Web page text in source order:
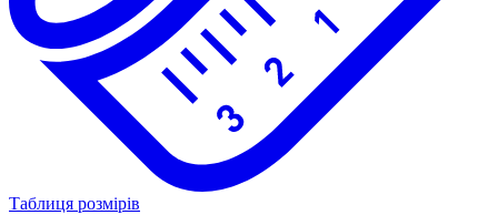
Таблиця розмірів